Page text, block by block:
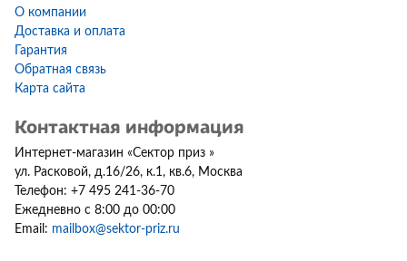
О компании
Доставка и оплата
Гарантия
Обратная связь
Карта сайта
Контактная информация
Интернет-магазин «Сектор приз »
ул. Расковой, д.16/26, к.1, кв.6, Москва
Телефон: +7 495 241-36-70
Ежедневно с 8:00 до 00:00
Email: mailbox@sektor-priz.ru